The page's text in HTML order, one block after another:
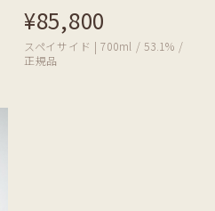
¥85,800
スペイサイド | 700ml / 53.1% /
正規品